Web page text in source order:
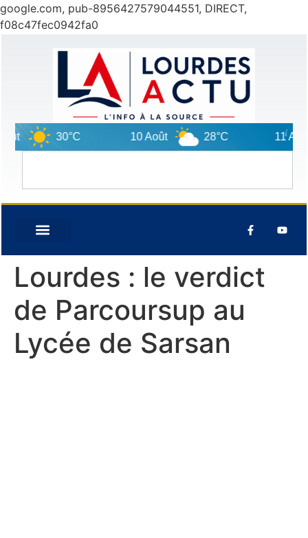
google.com, pub-8956427579044551, DIRECT,
f08c47fec0942fa0
30°C 10 Août 28°C 11 Août
Lourdes : le verdict
de Parcoursup au
Lycée de Sarsan